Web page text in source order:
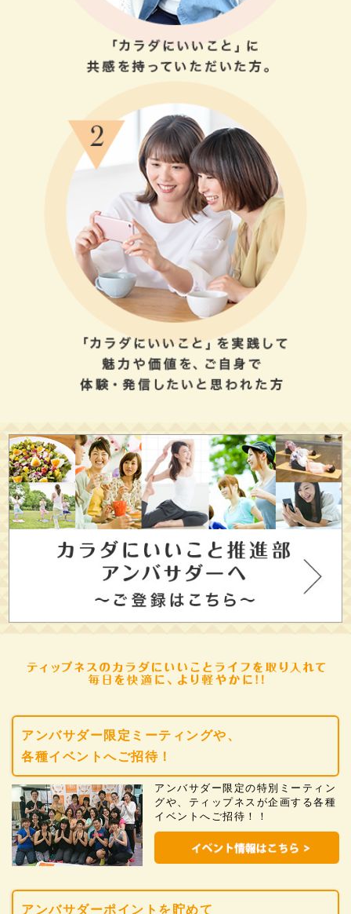
アンバサダー限定ミーティングや、
各種イベントへご招待！
アンバサダー限定の特別ミーティン
グや、ティップネスが企画する各種
イベントへご招待！！
アンバサダーポイントを貯めて